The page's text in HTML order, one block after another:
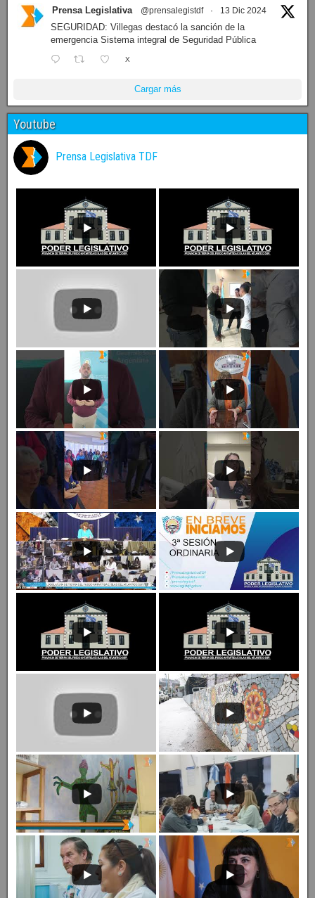
Prensa Legislativa @prensalegistdf · 13 Dic 2024
SEGURIDAD: Villegas destacó la sanción de la
emergencia Sistema integral de Seguridad Pública
X
Cargar más
Youtube
Prensa Legislativa TDF